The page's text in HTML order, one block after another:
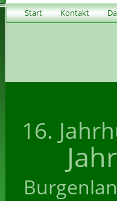
Start Kontakt
16.